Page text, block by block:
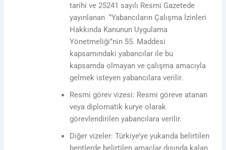
tarihi ve 25241 sayılı Resmi Gazetede
yayınlanan ‘’Yabancıların Çalışma İzinleri
Hakkında Kanunun Uygulama
Yönetmeliği’’nin 55. Maddesi
kapsamındaki yabancılar ile bu
kapsamda olmayan ve çalışma amacıyla
gelmek isteyen yabancılara verilir.
Resmi görev vizesi: Resmi göreve atanan
veya diplomatik kurye olarak
görevlendirilen yabancılara verilir.
Diğer vizeler: Türkiye’ye yukarıda belirtilen
bentlerde belirtilen amaçlar dışında kalan